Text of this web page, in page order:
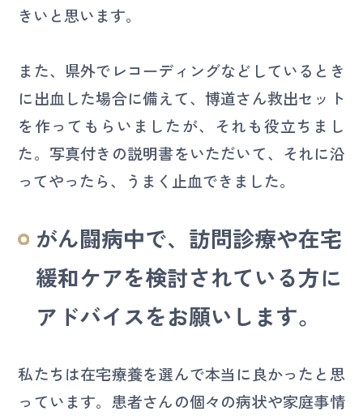
きいと思います。
また、県外でレコーディングなどしているとき
に出血した場合に備えて、博道さん救出セット
を作ってもらいましたが、それも役立ちまし
た。写真付きの説明書をいただいて、それに沿
ってやったら、うまく止血できました。
がん闘病中で、訪問診療や在宅
緩和ケアを検討されている方に
アドバイスをお願いします。
私たちは在宅療養を選んで本当に良かったと思
っています。患者さんの個々の病状や家庭事情